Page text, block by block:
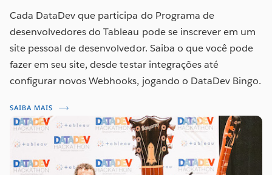
Cada DataDev que participa do Programa de
desenvolvedores do Tableau pode se inscrever em um
site pessoal de desenvolvedor. Saiba o que você pode
fazer em seu site, desde testar integrações até
configurar novos Webhooks, jogando o DataDev Bingo.
SAIBA MAIS